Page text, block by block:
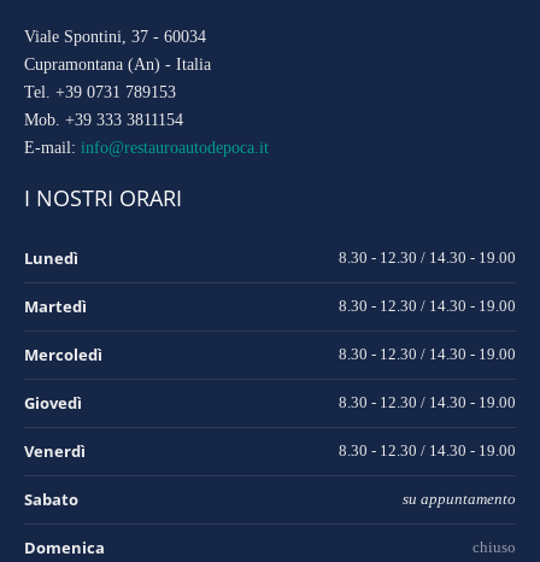
Viale Spontini, 37 - 60034
Cupramontana (An) - Italia
Tel. +39 0731 789153
Mob. +39 333 3811154
E-mail: info@restauroautodepoca.it
I NOSTRI ORARI
Lunedì 8.30 - 12.30 / 14.30 - 19.00
Martedì 8.30 - 12.30 / 14.30 - 19.00
Mercoledì 8.30 - 12.30 / 14.30 - 19.00
Giovedì 8.30 - 12.30 / 14.30 - 19.00
Venerdì 8.30 - 12.30 / 14.30 - 19.00
Sabato su appuntamento
Domenica chiuso